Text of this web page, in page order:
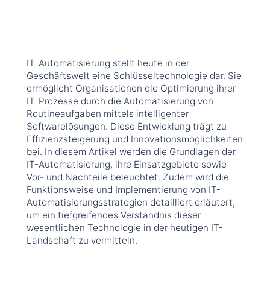
IT-Automatisierung stellt heute in der
Geschäftswelt eine Schlüsseltechnologie dar. Sie
ermöglicht Organisationen die Optimierung ihrer
IT-Prozesse durch die Automatisierung von
Routineaufgaben mittels intelligenter
Softwarelösungen. Diese Entwicklung trägt zu
Effizienzsteigerung und Innovationsmöglichkeiten
bei. In diesem Artikel werden die Grundlagen der
IT-Automatisierung, ihre Einsatzgebiete sowie
Vor- und Nachteile beleuchtet. Zudem wird die
Funktionsweise und Implementierung von IT-
Automatisierungsstrategien detailliert erläutert,
um ein tiefgreifendes Verständnis dieser
wesentlichen Technologie in der heutigen IT-
Landschaft zu vermitteln.